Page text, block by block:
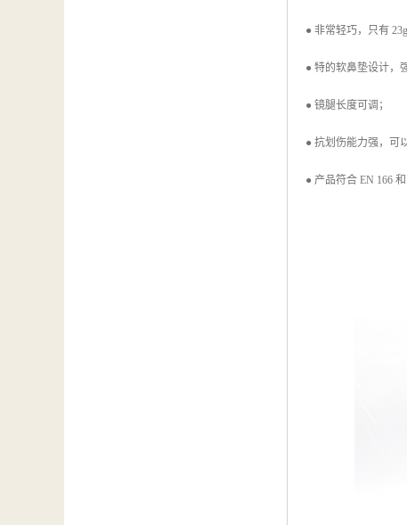
● 非常轻巧，只有 23g
● 特的软鼻垫设计，
● 镜腿长度可调；
● 抗划伤能力强，可
● 产品符合 EN 166